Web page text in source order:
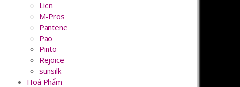
Lion
M-Pros
Pantene
Pao
Pinto
Rejoice
sunsilk
Hoá Phẩm